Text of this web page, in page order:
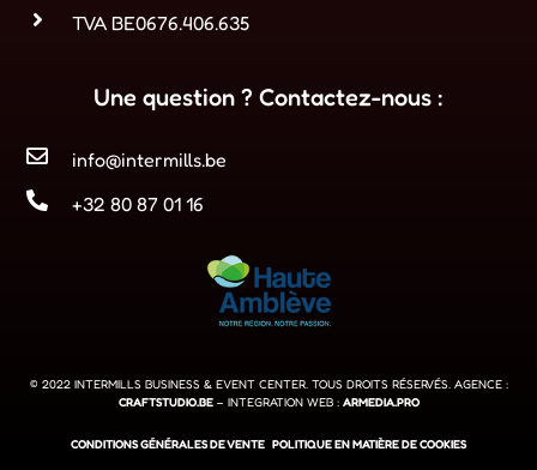
TVA BE0676.406.635
Une question ? Contactez-nous :
info@intermills.be
+32 80 87 01 16
© 2022 INTERMILLS BUSINESS & EVENT CENTER. TOUS DROITS RÉSERVÉS. AGENCE :
CRAFTSTUDIO.BE– INTEGRATION WEB : ARMEDIA.PRO
CONDITIONS GÉNÉRALES DE VENTE POLITIQUE EN MATIÈRE DE COOKIES